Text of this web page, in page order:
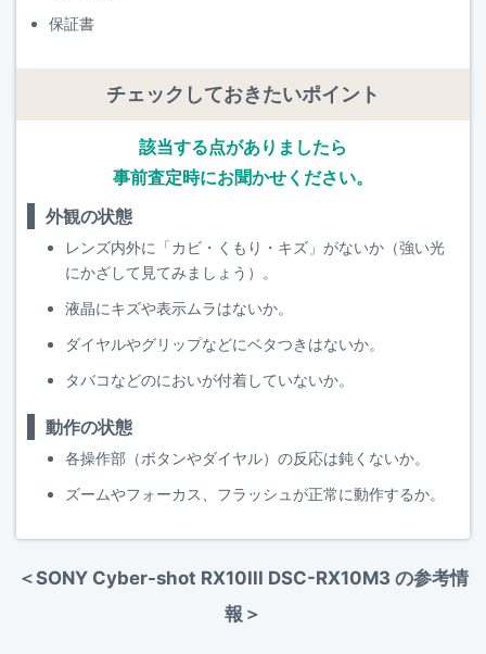
保証書
チェックしておきたいポイント
該当する点がありましたら
事前査定時にお聞かせください。
外観の状態
レンズ内外に「カビ・くもり・キズ」がないか（強い光
にかざして見てみましょう）。
液晶にキズや表示ムラはないか。
ダイヤルやグリップなどにベタつきはないか。
タバコなどのにおいが付着していないか。
動作の状態
各操作部（ボタンやダイヤル）の反応は鈍くないか。
ズームやフォーカス、フラッシュが正常に動作するか。
＜SONY Cyber-shot RX10III DSC-RX10M3 の参考情
報＞